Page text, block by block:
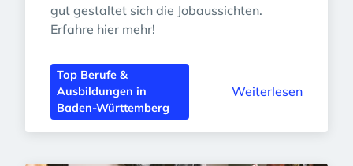
gut gestaltet sich die Jobaussichten.
Erfahre hier mehr!
Top Berufe &
Ausbildungen in
Baden-Württemberg
Weiterlesen